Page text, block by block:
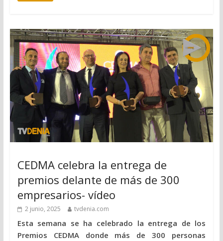
CEDMA celebra la entrega de
premios delante de más de 300
empresarios- vídeo
2 junio, 2025 tvdenia.com
Esta semana se ha celebrado la entrega de los
Premios CEDMA donde más de 300 personas